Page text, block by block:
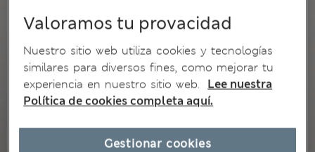
Valoramos tu provacidad
Nuestro sitio web utiliza cookies y tecnologías
similares para diversos fines, como mejorar tu
experiencia en nuestro sitio web.
Lee nuestra
Política de cookies completa aquí.
Gestionar cookies